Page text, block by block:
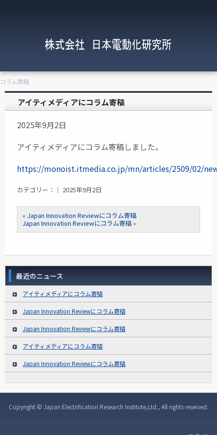
ラム寄稿
アイティメディアにコラム寄稿
2025年9月2日
アイティメディアにコラム寄稿しました。
https://monoist.itmedia.co.jp/mn/articles/2509/02/
カテゴリー：｜ 2025年9月2日
« Japan Innovation Reviewにコラム寄稿
Japan Innovation Reviewにコラム寄稿»
最近のニュース
アイティメディアにコラム寄稿
Japan Innovation Reviewにコラム寄稿
Japan Innovation Reviewにコラム寄稿
アイティメディアにコラム寄稿
Japan Innovation Reviewにコラム寄稿
Copyright © Japan Electrification Research Institute,Ltd., All rights reserved.